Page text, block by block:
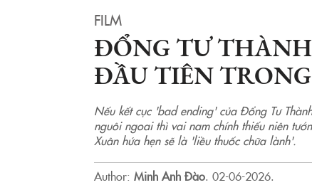
FILM
ĐỔNG TƯ
ĐẦU TIÊN
Nếu kết cục 'bad ending' của Đổng Tư
nguôi ngoai thì vai nam chính thiếu niên
Xuân hứa hẹn sẽ là 'liều thuốc chữa lành'.
Author: Minh Anh Đào. 02-06-2026.